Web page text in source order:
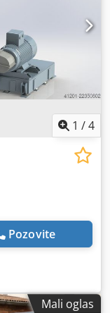
1 /4
Pozovite
Mali oglas